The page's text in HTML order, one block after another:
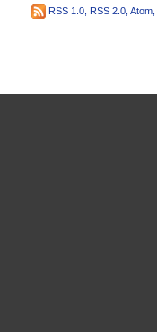
RSS 1.0 RSS 2.0 Atom